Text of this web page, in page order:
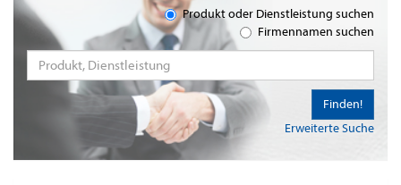
Produkt oder Dienstleistung suchen
Firmennamen suchen
Erweiterte Suche
Finden!